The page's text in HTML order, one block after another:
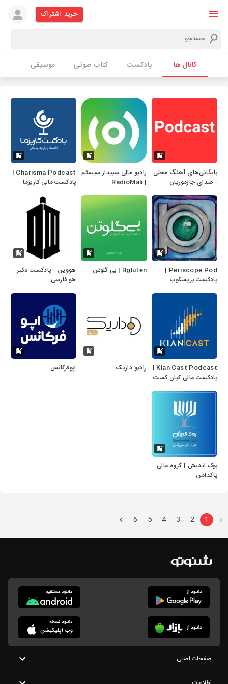
خرید اشتراک
کانال ها پادکست کتاب صوتی موسیقی
بایگانی‌های آهنگ محلی
- صدای جازموریان
رادیو مالی سپیدار سیستم
| RadioMali
Charisma Podcast |
پادکست مالی کاریزما
Periscope Pod |
پادکست پریسکوپ
Bgluten | بی‌‌ گلوتن
هووین - پادکست دکتر
هو فارسی
Kian Cast Podcast |
پادکست مالی کیان کست
رادیو داریک اپوفرکانس
بوک اندیش | گروه مالی
پاکدامن
1
2
3
4
5
6
صفحات اصلی